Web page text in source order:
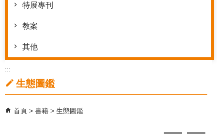
特展專刊
教案
其他
:::
生態圖鑑
首頁 書籍 生態圖鑑